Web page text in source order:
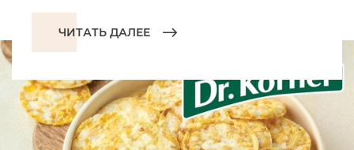
ЧИТАТЬ ДАЛЕЕ